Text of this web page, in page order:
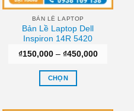
BẢN LỀ LAPTOP
Bản Lề Laptop Dell
Inspiron 14R 5420
₫150,000 – ₫450,000Khoảng
CHỌN